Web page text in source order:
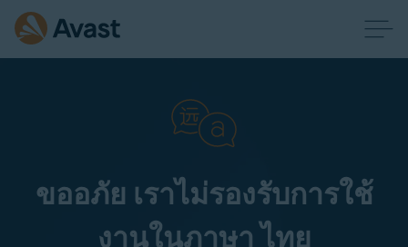
ขออภัย เราไม่รองรับการใช้
งานในภาษา ไทย